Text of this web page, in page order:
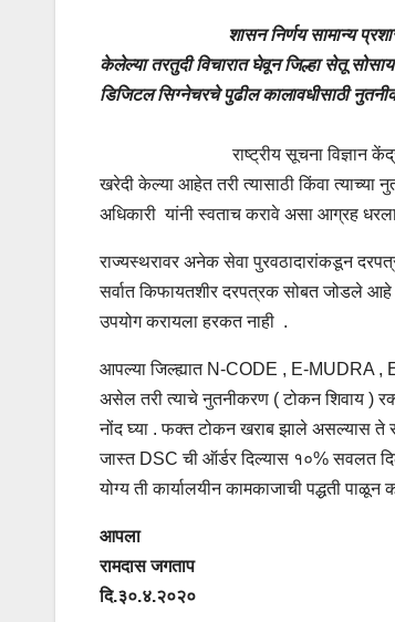
शासन निर्णय सामान्य
केलेल्या तरतुदी विचारात घेवून जिल्हा सेतू
डिजिटल सिग्नेचरचे पुढील कालावधीसाठी
राष्ट्रीय सूचना विज्ञान केंद्राने
खरेदी केल्या आहेत तरी त्यासाठी किंवा
अधिकारी यांनी स्वताच करावे असा आग्रह धरला
राज्यस्थरावर अनेक सेवा पुरवठादारांकडून
सर्वात किफायतशीर दरपत्रक सोबत जोडले
उपयोग करायला हरकत नाही .
आपल्या जिल्ह्यात N-CODE , E-MUDRA ,
असेल तरी त्याचे नुतनीकरण ( टोकन शिवाय )
नोंद घ्या . फक्त टोकन खराब झाले असल्यास ते
जास्त DSC ची ऑर्डर दिल्यास १०% सवलत
योग्य ती कार्यालयीन कामकाजाची पद्धती पाळून
आपला
रामदास जगताप
दि.३०.४.२०२०